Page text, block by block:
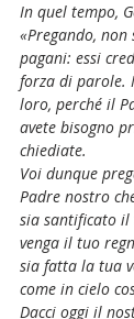
In quel tempo,
«Pregando,
pagani: essi
forza di parole.
loro, perché il
avete bisogno
chiediate.
Voi dunque
Padre nostro
sia santificato il
venga il tuo
sia fatta la tua
come in cielo
Dacci oggi il